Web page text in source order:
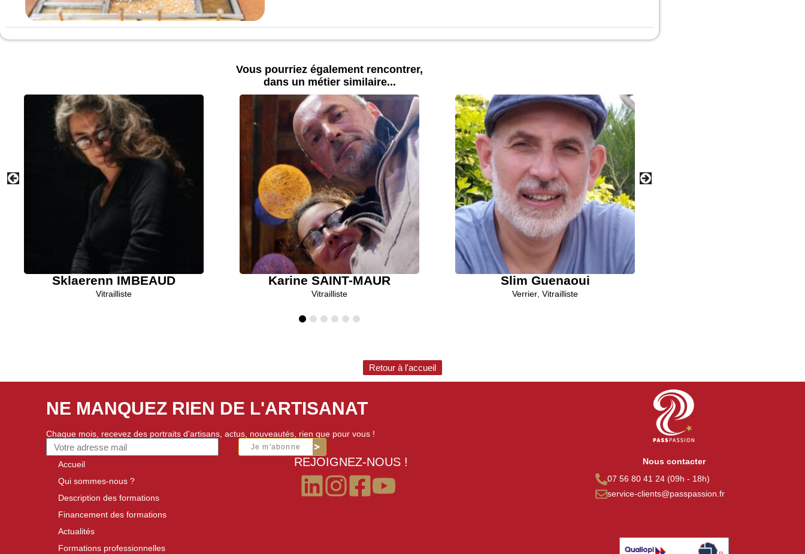
Vous pourriez également rencontrer,
dans un métier similaire...
Sklaerenn IMBEAUD
Vitrailliste
Karine SAINT-MAUR
Vitrailliste
Slim Guenaoui
Verrier Vitrailliste
Retour à l'accueil
NE MANQUEZ RIEN DE L'ARTISANAT
Chaque mois, recevez des portraits d'artisans, actus, nouveautés, rien que pour vous !
Je m'abonne
Accueil
Qui sommes-nous ?
Description des formations
Financement des formations
Actualités
Formations professionnelles
REJOIGNEZ-NOUS !
Nous contacter
07 56 80 41 24 (09h - 18h)
service-clients@passpassion.fr